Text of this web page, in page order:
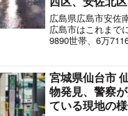
またか…
ーブになるからスピー
for the Next